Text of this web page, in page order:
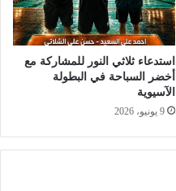
استدعاء ثلاثي النور للمشاركة مع
أخضر السباحة في البطولة
الآسيوية
9 يونيو، 2026